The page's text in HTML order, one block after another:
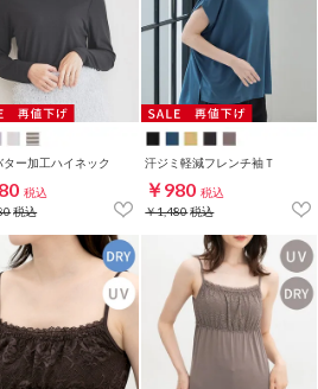
ター加工ハイネック
税込
税込
汗ジミ軽減フレンチ袖Ｔ
￥980 税込
￥1,480税込